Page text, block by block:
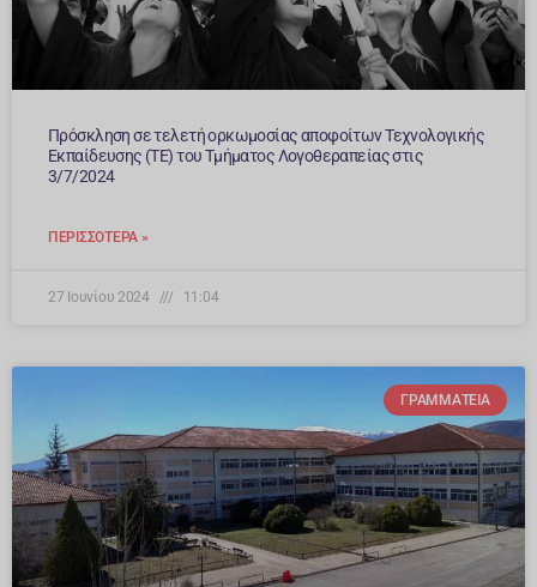
Πρόσκληση σε τελετή ορκωμοσίας αποφοίτων Τεχνολογικής
Εκπαίδευσης (ΤΕ) του Τμήματος Λογοθεραπείας στις
3/7/2024
ΠΕΡΙΣΣΌΤΕΡΑ »
27 Ιουνίου 2024 11:04
ΓΡΑΜΜΑΤΕΊΑ